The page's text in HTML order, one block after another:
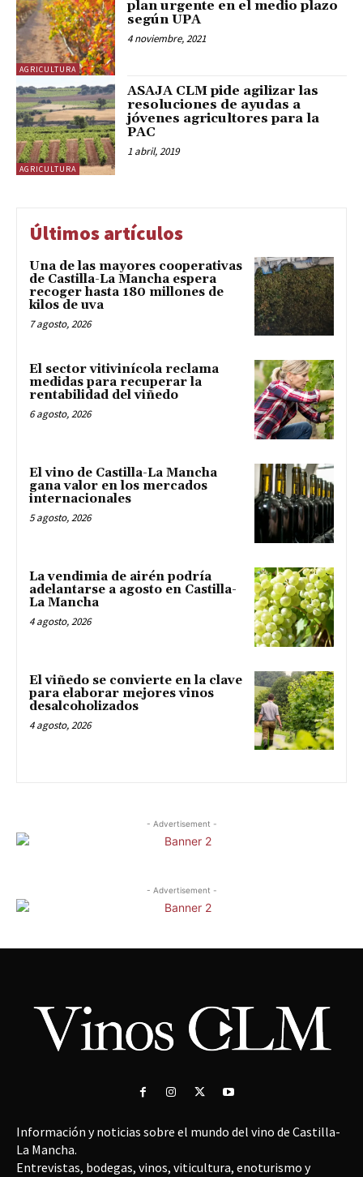
AGRICULTURA
plan urgente en el medio plazo
según UPA
4 noviembre, 2021
AGRICULTURA
ASAJA CLM pide agilizar las
resoluciones de ayudas a
jóvenes agricultores para la
PAC
1 abril, 2019
Últimos artículos
Una de las mayores cooperativas
de Castilla-La Mancha espera
recoger hasta 180 millones de
kilos de uva
7 agosto, 2026
El sector vitivinícola reclama
medidas para recuperar la
rentabilidad del viñedo
6 agosto, 2026
El vino de Castilla-La Mancha
gana valor en los mercados
internacionales
5 agosto, 2026
La vendimia de airén podría
adelantarse a agosto en Castilla-
La Mancha
4 agosto, 2026
El viñedo se convierte en la clave
para elaborar mejores vinos
desalcoholizados
4 agosto, 2026
- Advertisement -
- Advertisement -
Información y noticias sobre el mundo del vino de Castilla-
La Mancha.
Entrevistas, bodegas, vinos, viticultura, enoturismo y